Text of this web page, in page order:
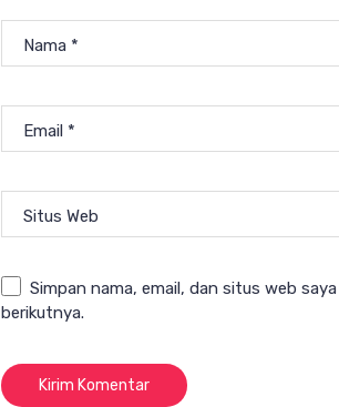
Nama *
Email *
Situs Web
Simpan nama, email, dan situs web
berikutnya.